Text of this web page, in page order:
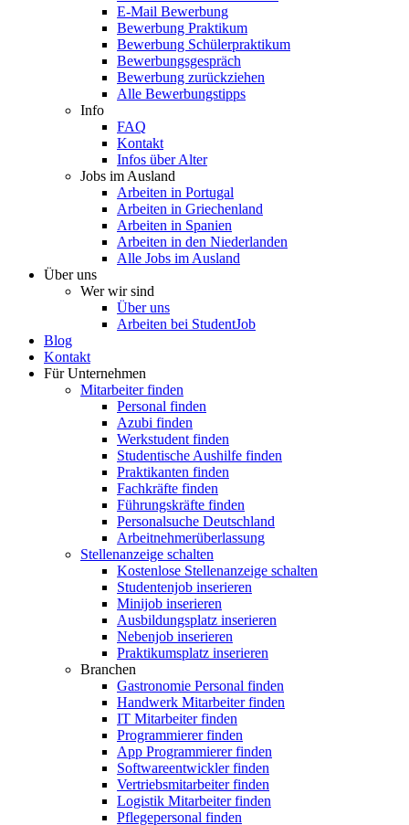
E-Mail Bewerbung
Bewerbung Praktikum
Bewerbung Schülerpraktikum
Bewerbungsgespräch
Bewerbung zurückziehen
Alle Bewerbungstipps
Info
FAQ
Kontakt
Infos über Alter
Jobs im Ausland
Arbeiten in Portugal
Arbeiten in Griechenland
Arbeiten in Spanien
Arbeiten in den Niederlanden
Alle Jobs im Ausland
Über uns
Wer wir sind
Über uns
Arbeiten bei StudentJob
Blog
Kontakt
Für Unternehmen
Mitarbeiter finden
Personal finden
Azubi finden
Werkstudent finden
Studentische Aushilfe finden
Praktikanten finden
Fachkräfte finden
Führungskräfte finden
Personalsuche Deutschland
Arbeitnehmerüberlassung
Stellenanzeige schalten
Kostenlose Stellenanzeige schalten
Studentenjob inserieren
Minijob inserieren
Ausbildungsplatz inserieren
Nebenjob inserieren
Praktikumsplatz inserieren
Branchen
Gastronomie Personal finden
Handwerk Mitarbeiter finden
IT Mitarbeiter finden
Programmierer finden
App Programmierer finden
Softwareentwickler finden
Vertriebsmitarbeiter finden
Logistik Mitarbeiter finden
Pflegepersonal finden